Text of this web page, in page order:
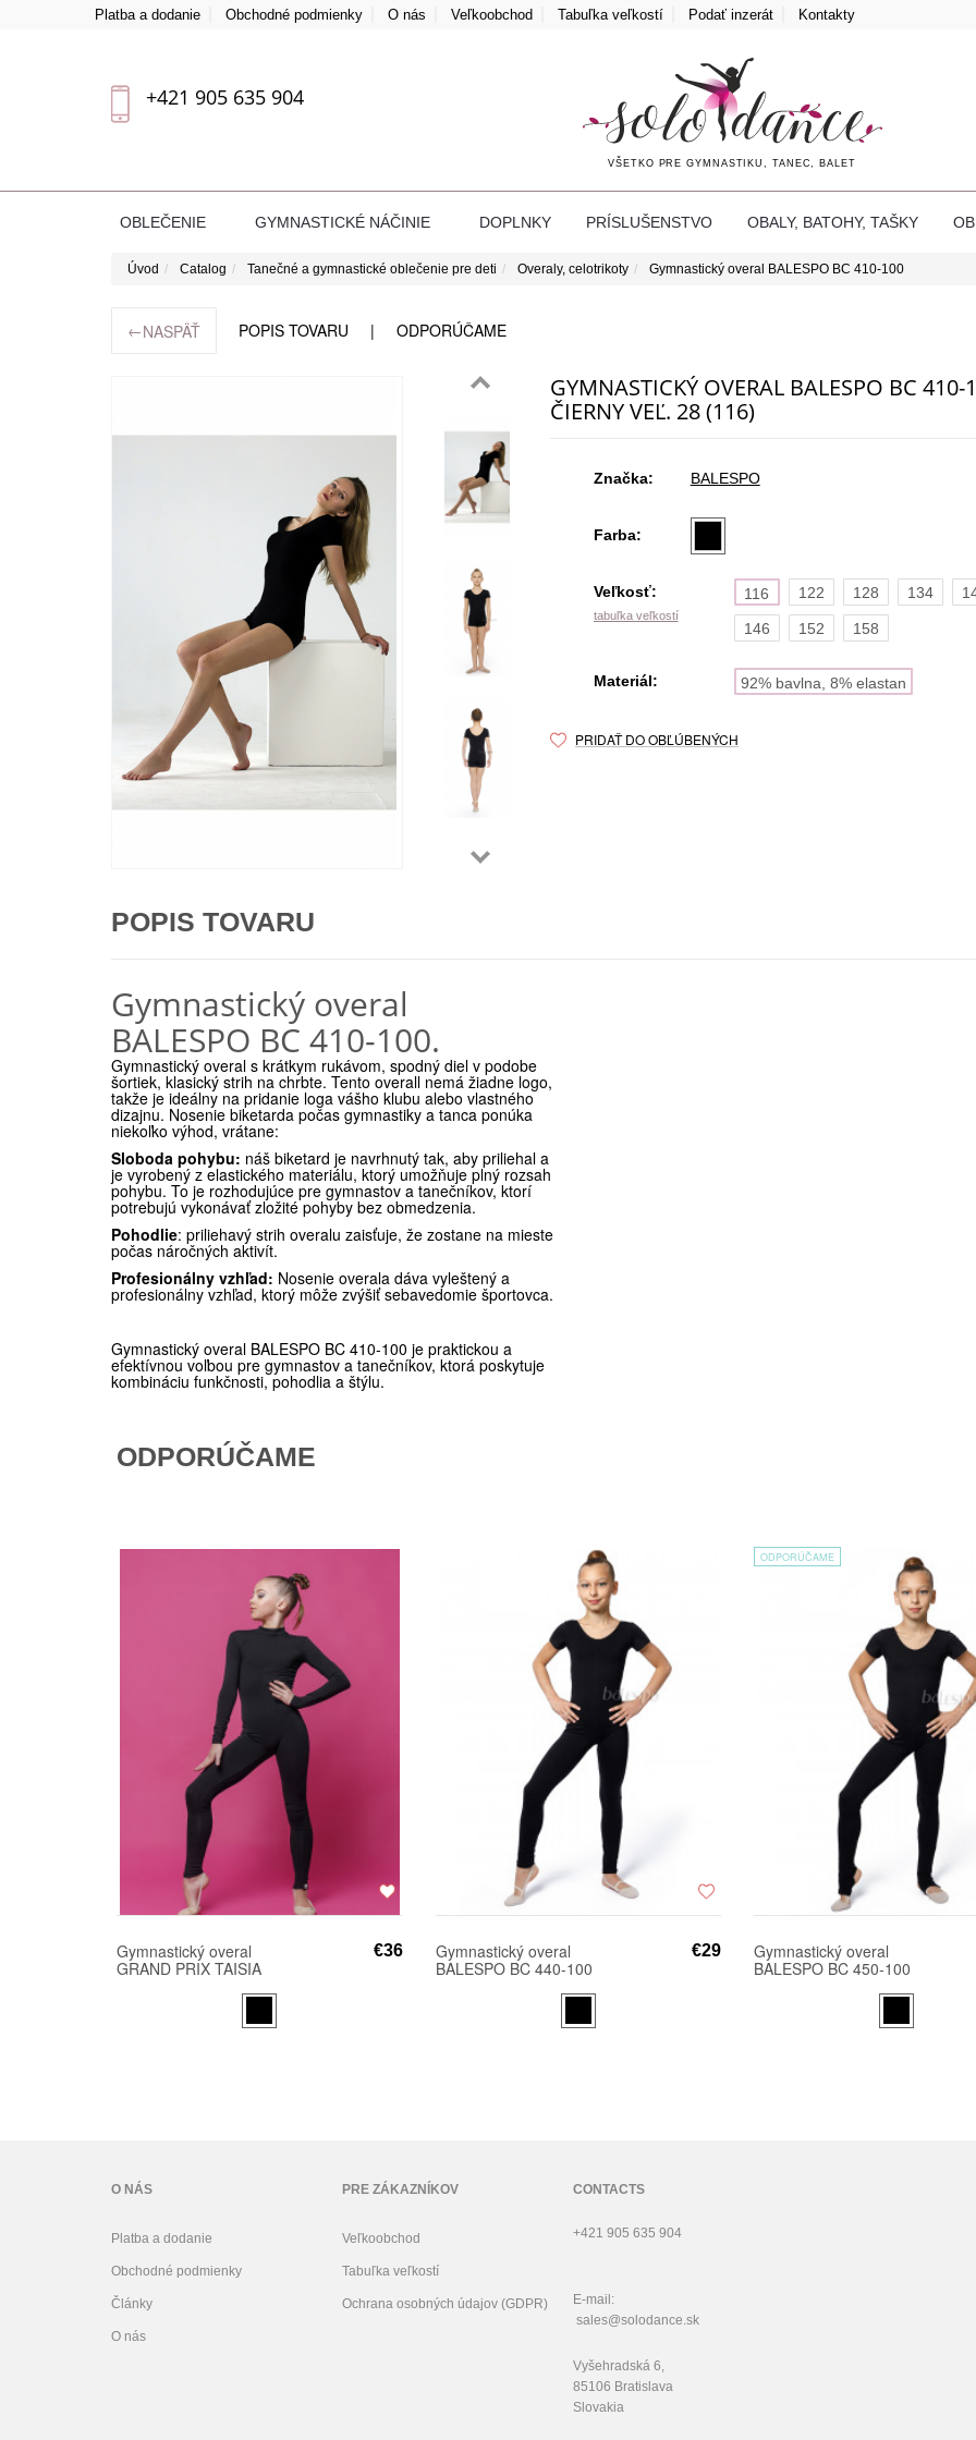
Platba a dodanie Obchodné podmienky O nás Veľkoobchod Tabuľka veľkostí Podať inzerát Kontakty
+421 905 635 904
VŠETKO PRE GYMNASTIKU, TANEC, BALET
OBLEČENIE GYMNASTICKÉ NÁČINIE DOPLNKY PRÍSLUŠENSTVO OBALY, BATOHY, TAŠKY
Úvod Catalog Tanečné a gymnastické oblečenie pre deti Overaly, celotrikoty Gymnastický overal BALESPO BC 410-100
←NASPÄŤ POPIS TOVARU ODPORÚČAME
GYMNASTICKÝ OVERAL BALESPO BC 410-
ČIERNY VEĽ. 28 (116)
Značka: BALESPO
Farba:
Veľkosť:
tabuľka veľkostí
116 122 128 134
146 152 158
Materiál: 92% bavlna, 8% elastan
PRIDAŤ DO OBĽÚBENÝCH
POPIS TOVARU
Gymnastický overal
BALESPO BC 410-100.
Gymnastický overal s krátkym rukávom, spodný diel v podobe
šortiek, klasický strih na chrbte. Tento overall nemá žiadne logo,
takže je ideálny na pridanie loga vášho klubu alebo vlastného
dizajnu. Nosenie biketarda počas gymnastiky a tanca ponúka
niekoľko výhod, vrátane:
Sloboda pohybu: náš biketard je navrhnutý tak, aby priliehal a
je vyrobený z elastického materiálu, ktorý umožňuje plný rozsah
pohybu. To je rozhodujúce pre gymnastov a tanečníkov, ktorí
potrebujú vykonávať zložité pohyby bez obmedzenia.
Pohodlie: priliehavý strih overalu zaisťuje, že zostane na mieste
počas náročných aktivít.
Profesionálny vzhľad: Nosenie overala dáva vyleštený a
profesionálny vzhľad, ktorý môže zvýšiť sebavedomie športovca.
Gymnastický overal BALESPO BC 410-100 je praktickou a
efektívnou voľbou pre gymnastov a tanečníkov, ktorá poskytuje
kombináciu funkčnosti, pohodlia a štýlu.
ODPORÚČAME
Gymnastický overal
GRAND PRIX TAISIA
€36
Gymnastický overal
BALESPO BC 440-100
€29
ODPORÚČAME
Gymnastický overal
BALESPO BC 450-100
O NÁS
Platba a dodanie
Obchodné podmienky
Články
O nás
PRE ZÁKAZNÍKOV
Veľkoobchod
Tabuľka veľkostí
Ochrana osobných údajov (GDPR)
CONTACTS
+421 905 635 904
E-mail:
sales@solodance.sk
Vyšehradská 6,
85106 Bratislava
Slovakia